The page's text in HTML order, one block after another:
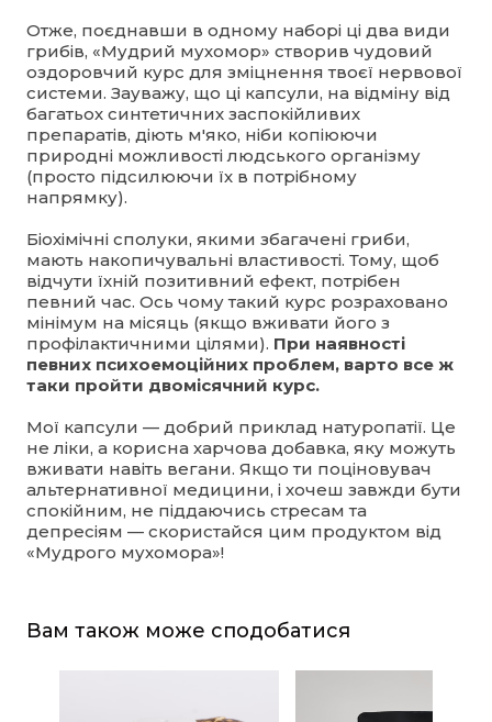
Отже, поєднавши в одному наборі ці два види
грибів, «Мудрий мухомор» створив чудовий
оздоровчий курс для зміцнення твоєї нервової
системи. Зауважу, що ці капсули, на відміну від
багатьох синтетичних заспокійливих
препаратів, діють м'яко, ніби копіюючи
природні можливості людського організму
(просто підсилюючи їх в потрібному
напрямку).
Біохімічні сполуки, якими збагачені гриби,
мають накопичувальні властивості. Тому, щоб
відчути їхній позитивний ефект, потрібен
певний час. Ось чому такий курс розраховано
мінімум на місяць (якщо вживати його з
профілактичними цілями). При наявності
певних психоемоційних проблем, варто все ж
таки пройти двомісячний курс.
Мої капсули — добрий приклад натуропатії. Це
не ліки, а корисна харчова добавка, яку можуть
вживати навіть вегани. Якщо ти поціновувач
альтернативної медицини, і хочеш завжди бути
спокійним, не піддаючись стресам та
депресіям — скористайся цим продуктом від
«Мудрого мухомора»!
Вам також може сподобатися